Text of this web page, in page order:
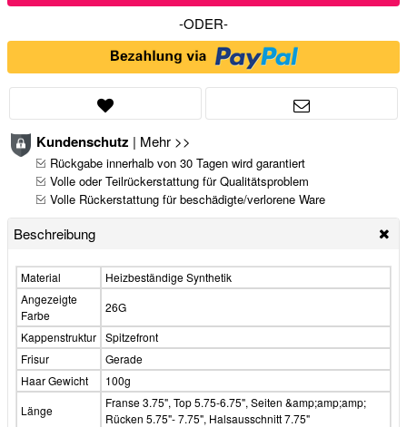
-ODER-
Kundenschutz | Mehr >>
Rückgabe innerhalb von 30 Tagen wird garantiert
Volle oder Teilrückerstattung für Qualitätsproblem
Volle Rückerstattung für beschädigte/verlorene Ware
Beschreibung
Material
Heizbeständige Synthetik
Angezeigte
Farbe
26G
Kappenstruktur Spitzefront
Frisur
Gerade
Haar Gewicht
100g
Länge
Franse 3.75", Top 5.75-6.75", Seiten &amp;amp;amp;
Rücken 5.75"- 7.75", Halsausschnitt 7.75"